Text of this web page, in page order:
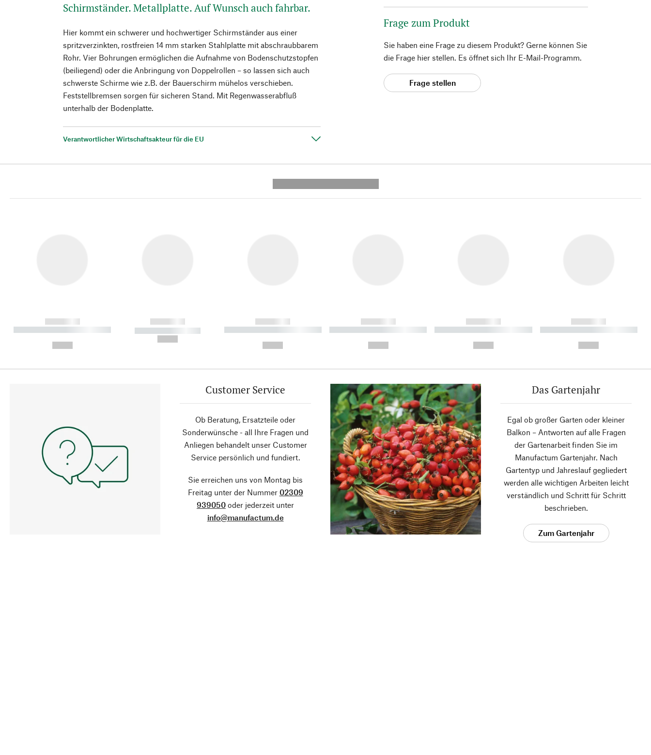
Schirmständer. Metallplatte. Auf Wunsch auch fahrbar.
Hier kommt ein schwerer und hochwertiger Schirmständer aus einer
spritzverzinkten, rostfreien 14 mm starken Stahlplatte mit abschraubbarem
Rohr. Vier Bohrungen ermöglichen die Aufnahme von Bodenschutzstopfen
(beiliegend) oder die Anbringung von Doppelrollen – so lassen sich auch
schwerste Schirme wie z.B. der Bauerschirm mühelos verschieben.
Feststellbremsen sorgen für sicheren Stand. Mit Regenwasserabfluß
unterhalb der Bodenplatte.
Verantwortlicher Wirtschaftsakteur für die EU
Frage zum Produkt
Sie haben eine Frage zu diesem Produkt? Gerne können Sie
die Frage hier stellen. Es öffnet sich Ihr E-Mail-Programm.
Frage stellen
------------
----------- ----------- ----------
------------
----------- -----------
------------
----------- ----------- ----------
------------
----------- ----------- ----------
------------
----------- ----------- ----------
------------
----------- ----------- ----------
Customer Service
Ob Beratung, Ersatzteile oder
Sonderwünsche - all Ihre Fragen und
Anliegen behandelt unser Customer
Service persönlich und fundiert.
Sie erreichen uns von Montag bis
Freitag unter der Nummer 02309
939050 oder jederzeit unter
info@manufactum.de
Das Gartenjahr
Egal ob großer Garten oder kleiner
Balkon – Antworten auf alle Fragen
der Gartenarbeit finden Sie im
Manufactum Gartenjahr. Nach
Gartentyp und Jahreslauf gegliedert
werden alle wichtigen Arbeiten leicht
verständlich und Schritt für Schritt
beschrieben.
Zum Gartenjahr